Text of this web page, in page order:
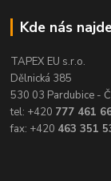
Kde nás
TAPEX EU s.r.o.
Dělnická 385
530 03 Pardubice -
tel: +420 777 461
fax: +420 463 351